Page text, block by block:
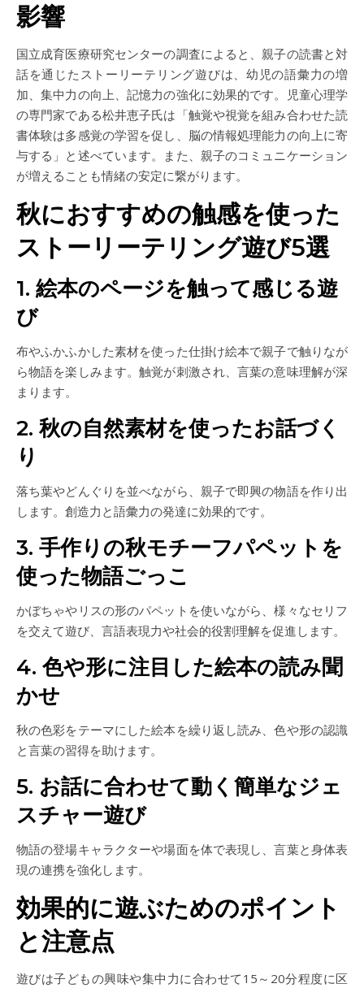
影響
国立成育医療研究センターの調査によると、親子の読書と対
話を通じたストーリーテリング遊びは、幼児の語彙力の増
加、集中力の向上、記憶力の強化に効果的です。児童心理学
の専門家である松井恵子氏は「触覚や視覚を組み合わせた読
書体験は多感覚の学習を促し、脳の情報処理能力の向上に寄
与する」と述べています。また、親子のコミュニケーション
が増えることも情緒の安定に繋がります。
秋におすすめの触感を使った
ストーリーテリング遊び5選
1. 絵本のページを触って感じる遊
び
布やふかふかした素材を使った仕掛け絵本で親子で触りなが
ら物語を楽しみます。触覚が刺激され、言葉の意味理解が深
まります。
2. 秋の自然素材を使ったお話づく
り
落ち葉やどんぐりを並べながら、親子で即興の物語を作り出
します。創造力と語彙力の発達に効果的です。
3. 手作りの秋モチーフパペットを
使った物語ごっこ
かぼちゃやリスの形のパペットを使いながら、様々なセリフ
を交えて遊び、言語表現力や社会的役割理解を促進します。
4. 色や形に注目した絵本の読み聞
かせ
秋の色彩をテーマにした絵本を繰り返し読み、色や形の認識
と言葉の習得を助けます。
5. お話に合わせて動く簡単なジェ
スチャー遊び
物語の登場キャラクターや場面を体で表現し、言葉と身体表
現の連携を強化します。
効果的に遊ぶためのポイント
と注意点
遊びは子どもの興味や集中力に合わせて15～20分程度に区